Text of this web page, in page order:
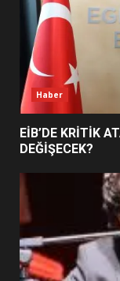
6
Haber
EİB’DE KRİTİK
DEĞİŞECEK?